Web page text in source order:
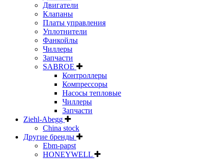
Двигатели
Клапаны
Платы управления
Уплотнители
Фанкойлы
Чиллеры
Запчасти
SABROE
Контроллеры
Компрессоры
Насосы тепловые
Чиллеры
Запчасти
Ziehl-Abegg
China stock
Другие бренды
Ebm-papst
HONEYWELL